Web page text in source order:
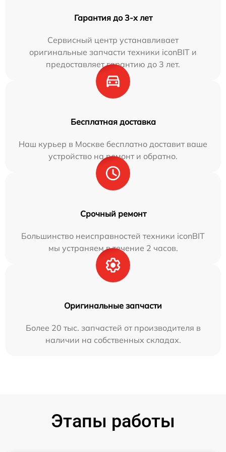
Гарантия до 3-х лет
Сервисный центр устанавливает
оригинальные запчасти техники iconBIT и
предоставляет гарантию до 3 лет.
Бесплатная доставка
Наш курьер в Москве бесплатно доставит ваше
устройство на ремонт и обратно.
Срочный ремонт
Большинство неисправностей техники iconBIT
мы устраняем в течение 2 часов.
Оригинальные запчасти
Более 20 тыс. запчастей от производителя в
наличии на собственных складах.
Этапы работы